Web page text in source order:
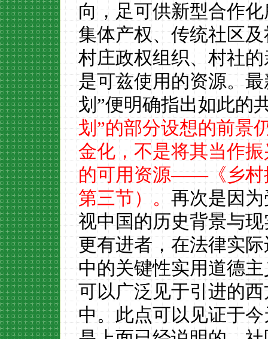
向，足可供新型合作
集体产权、传统社区
村庄政权组织、村社
是可兹使用的资源。最
划”便明确指出如此的
划”的部分设想的前景
金化，不是将其当作
的可用资源——《乡村
第三节）。再次是因
视中国的历史背景与
更有进者，在法律实
中的关键性实用道德
可以广泛见于引进的
中。此点可以见证于